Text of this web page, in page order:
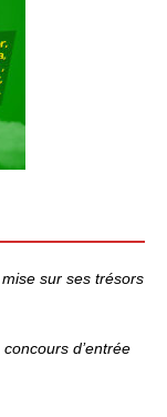
sur ses trésors
d’entrée